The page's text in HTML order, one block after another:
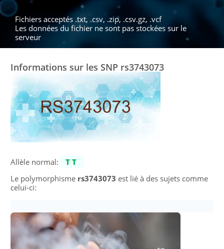
Fichiers acceptés .txt, .csv, .zip, .csv.gz, .vcf
Les données du fichier ne sont pas stockées sur le
serveur
Informations sur les SNP rs3743073
Allèle normal:
TT
Le polymorphisme rs3743073 est lié à des sujets comme
celui-ci: